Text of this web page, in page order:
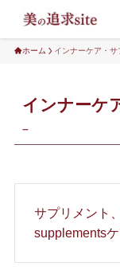
ホーム インナーケア・サ
インナーケ
–
サプリメント
supplements